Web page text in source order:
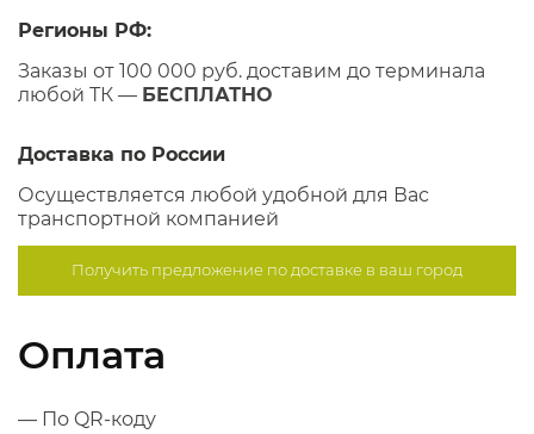
Регионы РФ:
Заказы от 100 000 руб. доставим до терминала
любой ТК — БЕСПЛАТНО
Доставка по России
Осуществляется любой удобной для Вас
транспортной компанией
Получить предложение подоставке в ваш город
Оплата
— По QR-коду